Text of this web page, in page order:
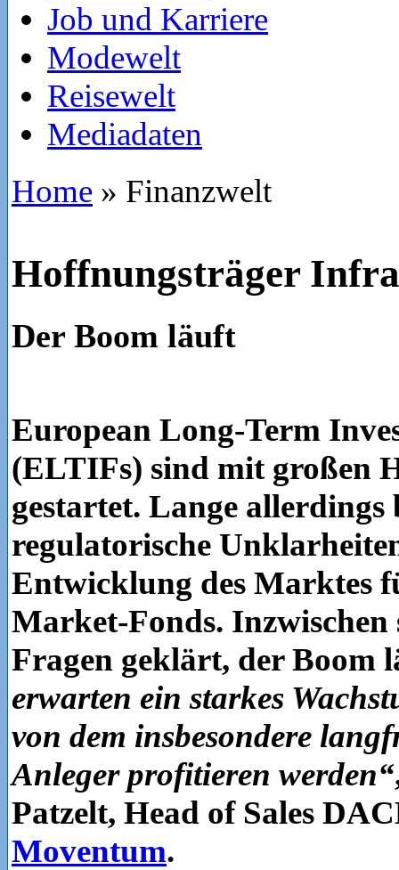
Job und Karriere
Modewelt
Reisewelt
Mediadaten
Home » Finanzwelt
Hoffnungsträger
Der Boom läuft
European Long-Term
(ELTIFs) sind mit großen
gestartet. Lange allerdings
regulatorische
Entwicklung des Marktes
Market-Fonds. Inzwischen
Fragen geklärt, der Boom
erwarten ein starkes
von dem insbesondere
Anleger profitieren werden“
Patzelt, Head of Sales
Moventum.